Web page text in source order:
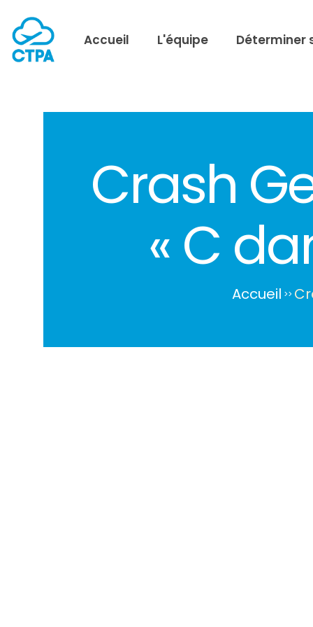
Accueil L'équipe Déterminer
Crash
« C
Accueil >>